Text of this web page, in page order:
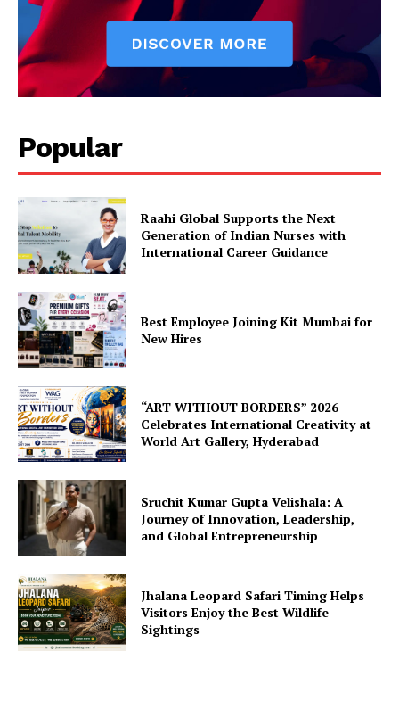
Popular
Raahi Global Supports the Next
Generation of Indian Nurses with
International Career Guidance
Best Employee Joining Kit Mumbai for
New Hires
“ART WITHOUT BORDERS” 2026
Celebrates International Creativity at
World Art Gallery, Hyderabad
Sruchit Kumar Gupta Velishala: A
Journey of Innovation, Leadership,
and Global Entrepreneurship
Jhalana Leopard Safari Timing Helps
Visitors Enjoy the Best Wildlife
Sightings